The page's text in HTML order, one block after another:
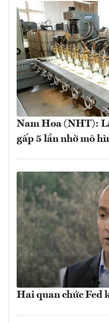
Nam Hoa (NHT):
gấp 5 lần nhờ mô
Hai quan chức Fed